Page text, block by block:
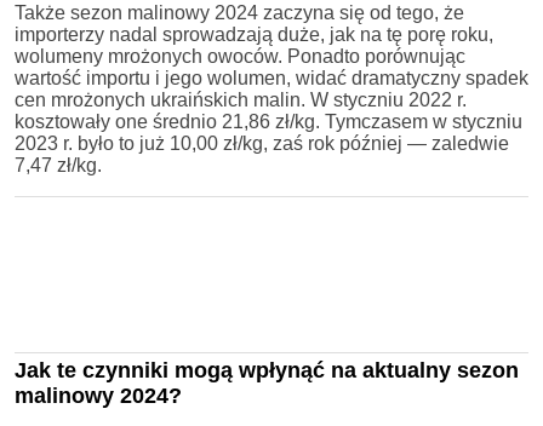
Także sezon malinowy 2024 zaczyna się od tego, że
importerzy nadal sprowadzają duże, jak na tę porę roku,
wolumeny mrożonych owoców. Ponadto porównując
wartość importu i jego wolumen, widać dramatyczny spadek
cen mrożonych ukraińskich malin. W styczniu 2022 r.
kosztowały one średnio 21,86 zł/kg. Tymczasem w styczniu
2023 r. było to już 10,00 zł/kg, zaś rok później — zaledwie
7,47 zł/kg.
Jak te czynniki mogą wpłynąć na aktualny sezon
malinowy 2024?